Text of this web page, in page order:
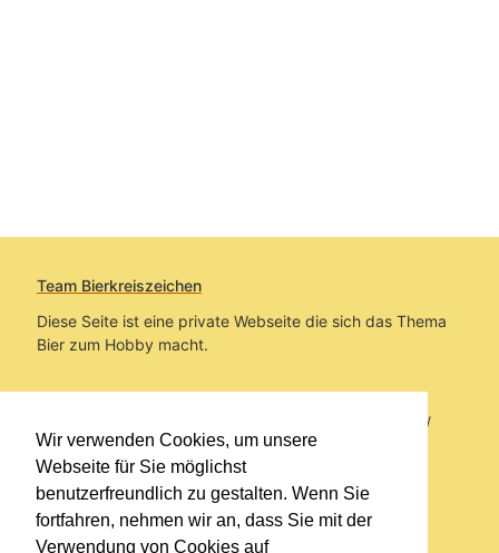
Wir verwenden Cookies, um unsere
Webseite für Sie möglichst
benutzerfreundlich zu gestalten. Wenn Sie
fortfahren, nehmen wir an, dass Sie mit der
Verwendung von Cookies auf
Team Bierkreiszeichen
Diese Seite ist eine private Webseite die sich das Thema
Bier zum Hobby macht.
Sie befinden sich auf https://www.bierkreiszeichen.at/
im Pfad:Bierkreiszeichen/Gesammelte Biere
Erstellt: 2026-08-08